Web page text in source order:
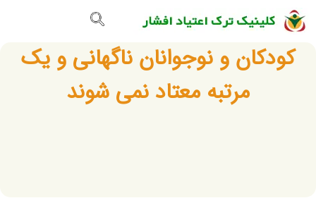
کودکان و نوجوانان ناگهانی و یک
مرتبه معتاد نمی شوند